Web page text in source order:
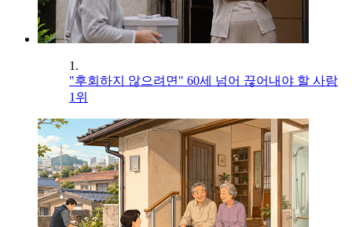
1.
"후회하지 않으려면" 60세 넘어 끊어내야 할 사람
1위